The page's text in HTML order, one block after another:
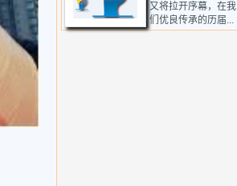
又将拉开序幕，在我
们优良传承的历届...